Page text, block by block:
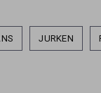
JURKEN